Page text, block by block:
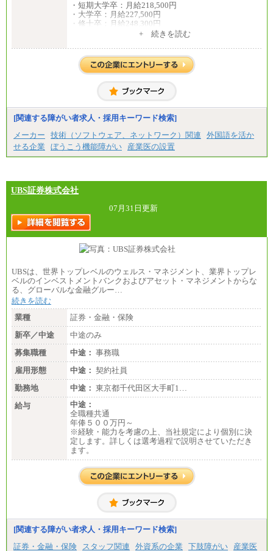
・短期大学卒：月給218,500円
・大学卒：月給227,500円
・修士卒：月給248,300円
・博士卒：月給257,300円
【総合職】
・大学卒：月給253,500円
・修士卒：月給261,500円
※2025年度実績
※試用期間3か月中も給与に変更はございません
中途：
全職種共通
最低月給200,000円以上
※試用期間中も給与に変更はございません
+ 続きを読む
[関連する障がい者求人・採用キーワード検索]
メーカー
技術（ソフトウェア、ネットワーク）関連
外国語を活か
せる企業
ぼうこう機能障がい 産業医の設置
UBS証券株式会社
07月31日更新
UBSは、世界トップレベルのウェルス・マネジメント、業界トップレ
ベルのインベストメントバンクおよびアセット・マネジメントからな
る、グローバルな金融グルー…
続きを読む
業種
証券・金融・保険
新卒／中途
中途のみ
募集職種
中途： 事務職
雇用形態
中途： 契約社員
勤務地
中途： 東京都千代田区大手町1…
給与
中途：
全職種共通
年俸５００万円～
※経験・能力を考慮の上、当社規定により個別に決
定します。詳しくは選考過程で説明させていただき
ます。
[関連する障がい者求人・採用キーワード検索]
証券・金融・保険
スタッフ関連 外資系の企業 下肢障がい
産業医